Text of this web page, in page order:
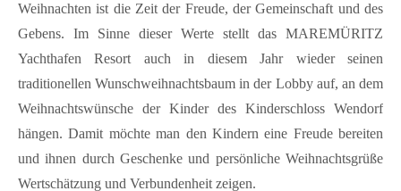
FAQ
Müritzer-News
Müritzer-Veranstaltungen
Müritzer-Stellenmarkt
Weihnachten ist die Zeit der Freude, der Gemeinschaft und des
Gebens. Im Sinne dieser Werte stellt das MAREMÜRITZ
Yachthafen Resort auch in diesem Jahr wieder seinen
traditionellen Wunschweihnachtsbaum in der Lobby auf, an dem
Weihnachtswünsche der Kinder des Kinderschloss Wendorf
hängen. Damit möchte man den Kindern eine Freude bereiten
und ihnen durch Geschenke und persönliche Weihnachtsgrüße
Wertschätzung und Verbundenheit zeigen.